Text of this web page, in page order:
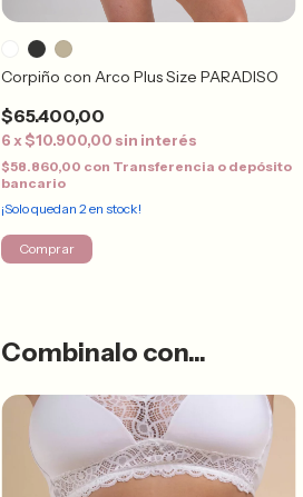
Corpiño con Arco Plus Size PARADISO
$65.400,00
6x$10.900,00 sin interés
$58.860,00 con Transferencia o depósito
bancario
¡Solo quedan 2en stock!
Comprar
Combinalo con...